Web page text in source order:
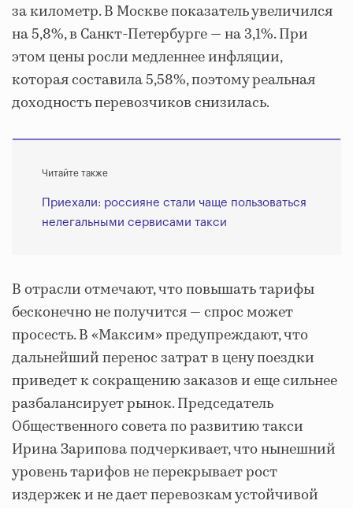
за километр. В Москве показатель увеличился
на 5,8%, в Санкт-Петербурге — на 3,1%. При
этом цены росли медленнее инфляции,
которая составила 5,58%, поэтому реальная
доходность перевозчиков снизилась.
Читайте также
Приехали: россияне стали чаще пользоваться
нелегальными сервисами такси
В отрасли отмечают, что повышать тарифы
бесконечно не получится — спрос может
просесть. В «Максим» предупреждают, что
дальнейший перенос затрат в цену поездки
приведет к сокращению заказов и еще сильнее
разбалансирует рынок. Председатель
Общественного совета по развитию такси
Ирина Зарипова подчеркивает, что нынешний
уровень тарифов не перекрывает рост
издержек и не дает перевозкам устойчивой